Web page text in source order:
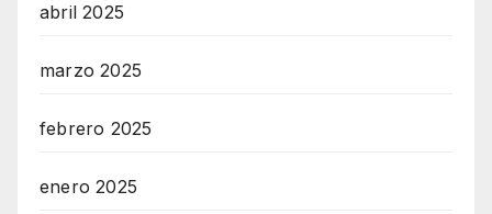
abril 2025
marzo 2025
febrero 2025
enero 2025